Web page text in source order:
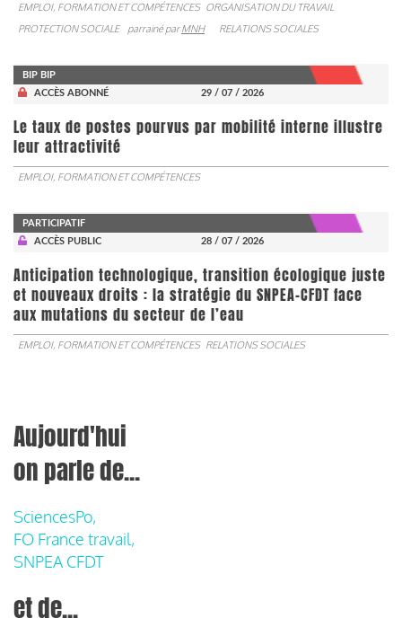
EMPLOI, FORMATION ET COMPÉTENCES ORGANISATION DU TRAVAIL
PROTECTION SOCIALE
parrainé parMNH RELATIONS SOCIALES
BIP BIP
ACCÈS ABONNÉ
29 / 07 / 2026
Le taux de postes pourvus par mobilité interne illustre
leur attractivité
EMPLOI, FORMATION ET COMPÉTENCES
PARTICIPATIF
ACCÈS PUBLIC
28 / 07 / 2026
Anticipation technologique, transition écologique juste
et nouveaux droits : la stratégie du SNPEA-CFDT face
aux mutations du secteur de l’eau
EMPLOI, FORMATION ET COMPÉTENCES RELATIONS SOCIALES
Aujourd'hui
on parle de...
SciencesPo,
FO France travail,
SNPEA CFDT
et de...